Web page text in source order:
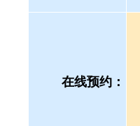
在线预约：